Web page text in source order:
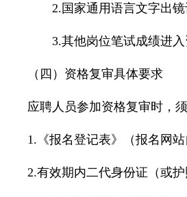
2.国家通用语言文字出镜
3.其他岗位笔试成绩进入
（四）资格复审具体要求
应聘人员参加资格复审时，须
1.《报名登记表》（报名网
2.有效期内二代身份证（或